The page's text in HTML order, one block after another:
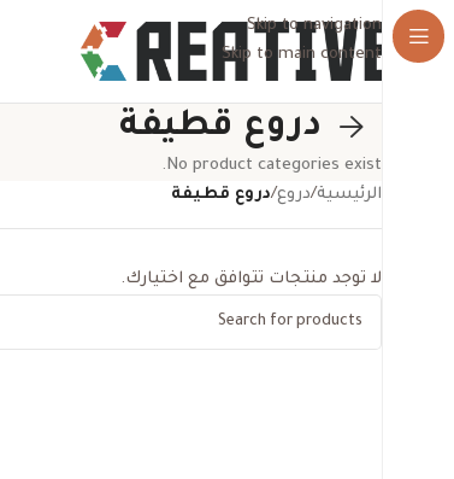
Skip to navigation
Skip to main content
دروع قطيفة
No product categories exist.
الرئيسية/دروع/دروع قطيفة
لا توجد منتجات تتوافق مع اختيارك.